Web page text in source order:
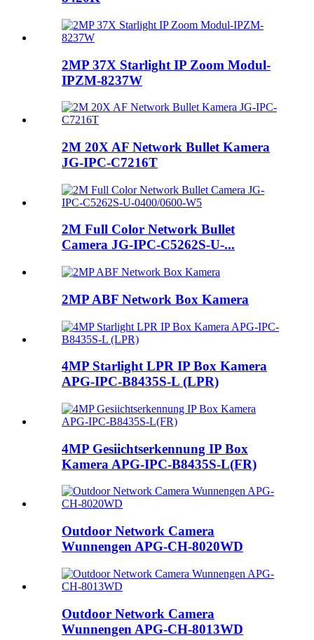
2MP 37X Starlight IP Zoom Modul-
IPZM-8237W
2M 20X AF Network Bullet Kamera
JG-IPC-C7216T
2M Full Color Network Bullet
Camera JG-IPC-C5262S-U-...
2MP ABF Network Box Kamera
4MP Starlight LPR IP Box Kamera
APG-IPC-B8435S-L (LPR)
4MP Gesiichtserkennung IP Box
Kamera APG-IPC-B8435S-L(FR)
Outdoor Network Camera
Wunnengen APG-CH-8020WD
Outdoor Network Camera
Wunnengen APG-CH-8013WD